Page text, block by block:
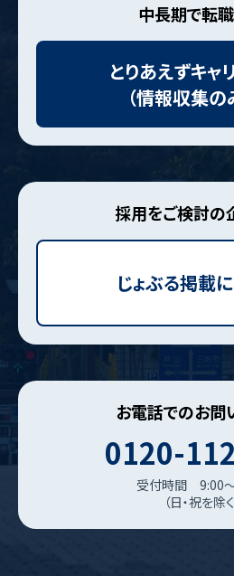
中長期で転
とりあえずキャ
（情報収集の
採用をご検討の
じょぶる掲載
お電話でのお問
0120-
受付時間 9:00
（日・祝を除く